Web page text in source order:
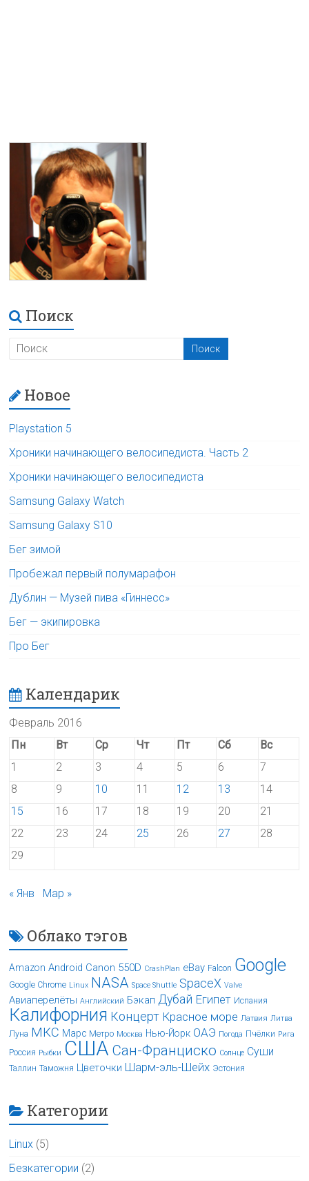
Поиск
Новое
Playstation 5
Хроники начинающего велосипедиста. Часть 2
Хроники начинающего велосипедиста
Samsung Galaxy Watch
Samsung Galaxy S10
Бег зимой
Пробежал первый полумарафон
Дублин — Музей пива «Гиннесс»
Бег — экипировка
Про Бег
Календарик
Февраль 2016
Пн
Вт Ср Чт Пт Сб
Вс
1
2 3 4 5 6
7
8
9 10 11 12 13
14
15
16 17 18 19 20
21
22
23 24 25 26 27
28
29
« Янв Мар »
Облако тэгов
Amazon Android Canon 550D CrashPlan eBay Falcon Google
Google Chrome Linux NASA Space Shuttle SpaceX Valve
Авиаперелёты Английский Бэкап Дубай Египет Испания
Калифорния Концерт Красное море Латвия Литва
Луна МКС Марс Метро Москва Нью-Йорк ОАЭ Погода Пчёлки Рига
Россия Рыбки США Сан-Франциско Солнце Суши
Таллин Таможня Цветочки Шарм-эль-Шейх Эстония
Категории
Linux (5)
Безкатегории (2)